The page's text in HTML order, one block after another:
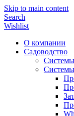
Skip to main content
Search
Wishlist
О компании
Садоводство